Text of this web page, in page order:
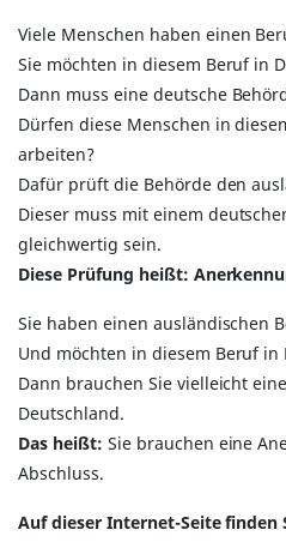
Viele Menschen haben einen
Sie möchten in diesem Beruf in
Dann muss eine deutsche
Dürfen diese Menschen in
arbeiten?
Dafür prüft die Behörde den
Dieser muss mit einem
gleichwertig sein.
Diese Prüfung heißt:
Sie haben einen ausländischen
Und möchten in diesem Beruf
Dann brauchen Sie vielleicht
Deutschland.
Das heißt: Sie brauchen eine
Abschluss.
Auf dieser Internet-Seite finden